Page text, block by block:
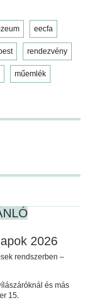
eecfa
rendezvény
műemlék
2026
rendszerben –
és más
15.